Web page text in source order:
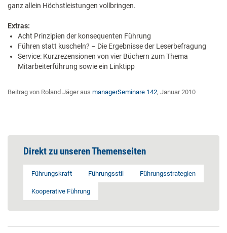
ganz allein Höchstleistungen vollbringen.
Extras:
Acht Prinzipien der konsequenten Führung
Führen statt kuscheln? – Die Ergebnisse der Leserbefragung
Service: Kurzrezensionen von vier Büchern zum Thema
Mitarbeiterführung sowie ein Linktipp
Beitrag von Roland Jäger aus managerSeminare 142, Januar 2010
Direkt zu unseren Themenseiten
Führungskraft Führungsstil Führungsstrategien
Kooperative Führung